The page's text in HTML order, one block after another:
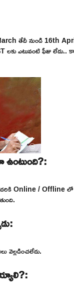
తేదీ నుండి 16th
లకు ఎటువంటి ఫీజు
ఉంటుంది?:
Online / Offline లో
వెల్లడించలేదు.